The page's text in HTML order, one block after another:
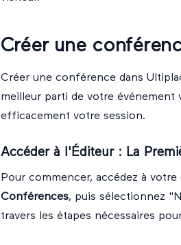
Créer une
Créer une conférence dans
meilleur parti de votre
efficacement votre session.
Accéder à l'Éditeur : La
Pour commencer, accédez à
Conférences, puis sélectionnez
travers les étapes nécessaires